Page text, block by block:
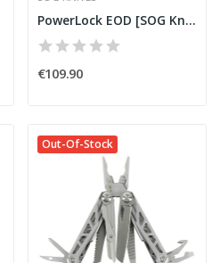
PowerLock EOD [SOG Knives]
€109.90
Out-Of-Stock